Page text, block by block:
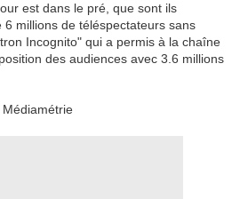
est dans le pré, que sont ils
millions de téléspectateurs sans
Incognito" qui a permis à la chaîne
des audiences avec 3.6 millions